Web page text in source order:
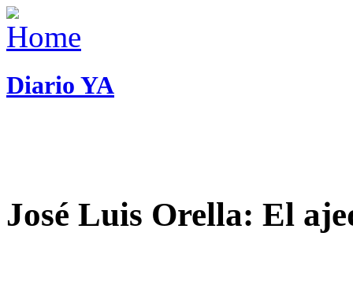
Diario YA
José Luis Orella: El